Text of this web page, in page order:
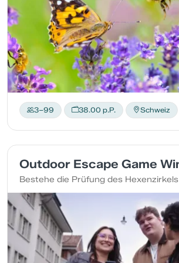
3–99 38.00 p.P. Schweiz
Bestehe die Prüfung des Hexenzirkels